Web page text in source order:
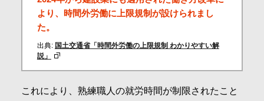
より、時間外労働に上限規制が設けられまし
た。
出典: 国土交通省「時間外労働の上限規制 わかりやすい解
説」
これにより、熟練職人の就労時間が制限されたこと